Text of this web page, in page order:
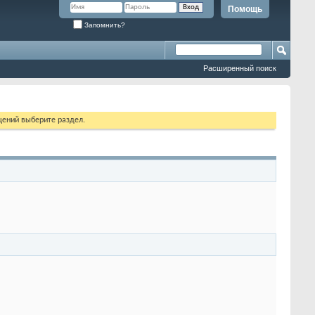
Помощь
Запомнить?
Расширенный поиск
выберите раздел.